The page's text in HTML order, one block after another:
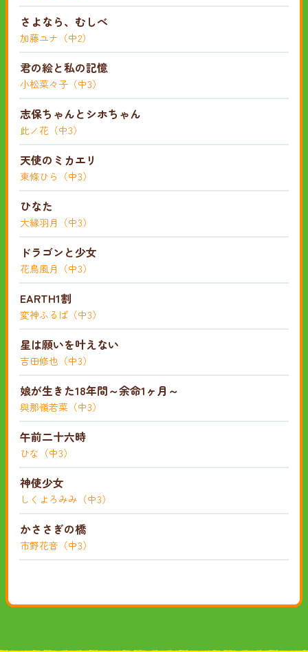
さよなら、むしべ
加藤ユナ（中2）
君の絵と私の記憶
小松菜々子（中3）
志保ちゃんとシホちゃん
此ノ花（中3）
天使のミカエリ
東條ひら（中3）
ひなた
大縁羽月（中3）
ドラゴンと少女
花鳥風月（中3）
EARTH1割
変神ふるぱ（中3）
星は願いを叶えない
吉田修也（中3）
娘が生きた18年間～余命1ヶ月～
與那嶺若菜（中3）
午前二十六時
ひな（中3）
神使少女
しくよろみみ（中3）
かささぎの橋
市野花音（中3）